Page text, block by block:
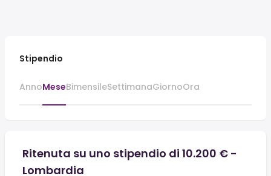
Stipendio
AnnoMeseBimensileSettimanaGiornoOra
Ritenuta su uno stipendio di 10.200 € -
Lombardia